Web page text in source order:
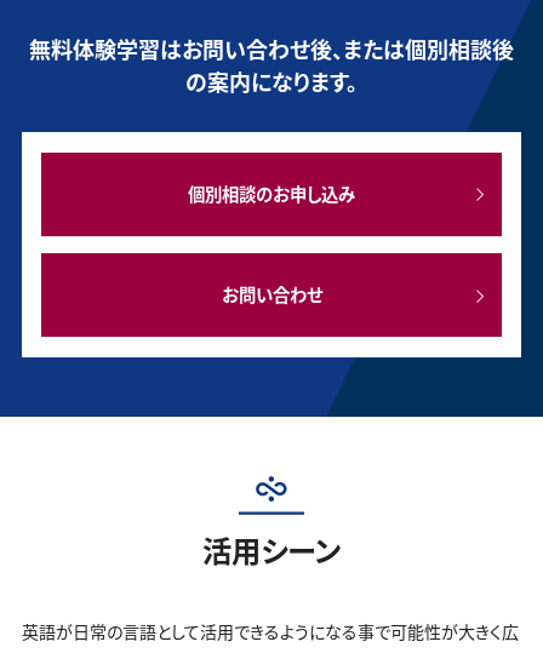
無料体験学習はお問い合わせ後、または個別相談後
の案内になります。
個別相談のお申し込み
お問い合わせ
活用シーン
英語が日常の言語として活用できるようになる事で可能性が大きく広